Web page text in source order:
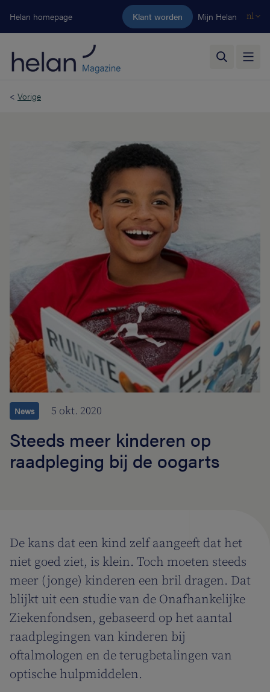
Ga naar de hoofdinhoud
Helan homepage Klant worden Mijn Helan nl
< Vorige
News 5 okt. 2020
Steeds meer kinderen op
raadpleging bij de oogarts
De kans dat een kind zelf aangeeft dat het
niet goed ziet, is klein. Toch moeten steeds
meer (jonge) kinderen een bril dragen. Dat
blijkt uit een studie van de Onafhankelijke
Ziekenfondsen, gebaseerd op het aantal
raadplegingen van kinderen bij
oftalmologen en de terugbetalingen van
optische hulpmiddelen.